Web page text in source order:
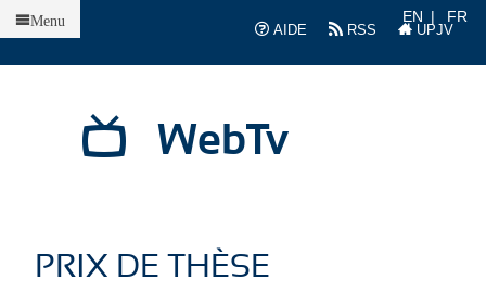
AIDE
RSS UPJV
EN FR
WebTv
Menu
PRIX DE THÈSE